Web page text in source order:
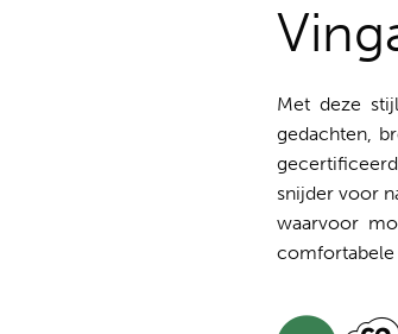
Met deze
gedachten,
snijder voor
waarvoor
comfortabele